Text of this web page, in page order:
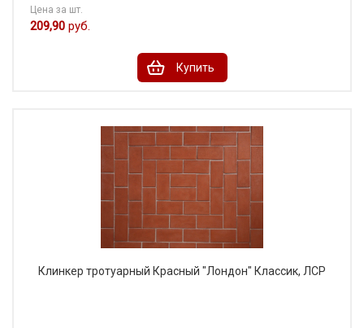
Цена за шт.
209,90 руб.
Купить
Клинкер тротуарный Красный "Лондон" Классик, ЛСР